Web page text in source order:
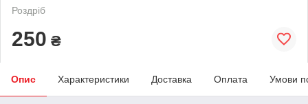
Роздріб
250 ₴
Опис Характеристики Доставка Оплата Умови